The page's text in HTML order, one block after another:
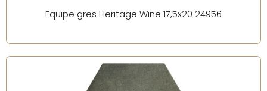
Equipe gres Heritage Wine 17,5x20 24956